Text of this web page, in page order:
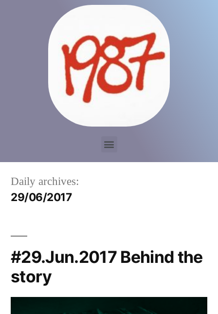
Daily archives:
29/06/2017
#29.Jun.2017 Behind the
story